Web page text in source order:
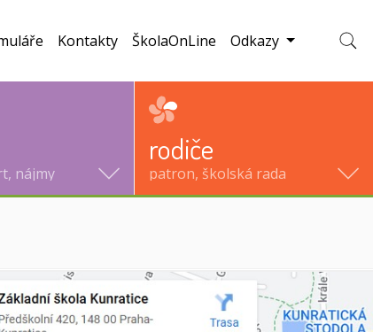
nájmy
rodiče
patron, školská rada
Kontakty ŠkolaOnLine Odkazy